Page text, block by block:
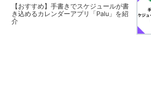
【おすすめ】手書きでスケジュールが書
き込めるカレンダーアプリ「Palu」を紹
介